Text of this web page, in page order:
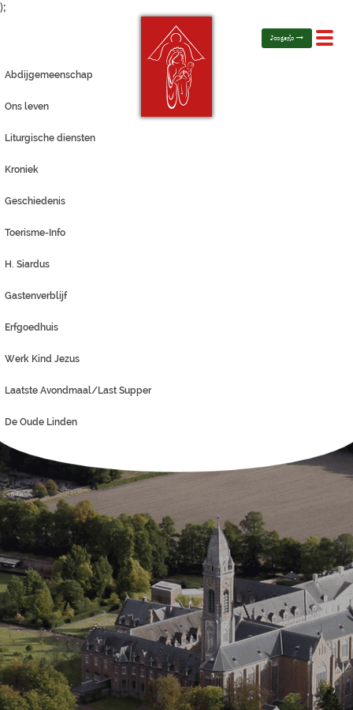
);
Toggle
Jongerlo
Abdijgemeenschap
Ons leven
Liturgische diensten
Kroniek
Geschiedenis
Toerisme-Info
H. Siardus
Gastenverblijf
Erfgoedhuis
Werk Kind Jezus
Laatste Avondmaal/Last Supper
De Oude Linden